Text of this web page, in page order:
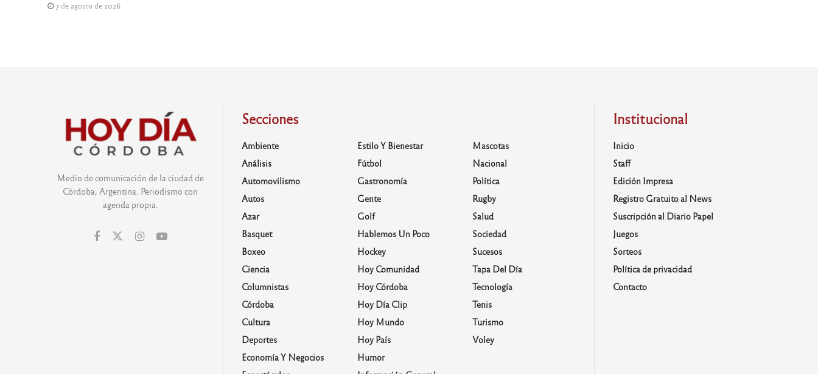
7 de agosto de 2026
Medio de comunicación de la ciudad de
Córdoba, Argentina. Periodismo con
agenda propia.
Secciones
Ambiente
Análisis
Automovilismo
Autos
Azar
Basquet
Boxeo
Ciencia
Columnistas
Córdoba
Cultura
Deportes
Economía Y Negocios
Estilo Y Bienestar
Fútbol
Gastronomía
Gente
Golf
Hablemos Un Poco
Hockey
Hoy Comunidad
Hoy Córdoba
Hoy Día Clip
Hoy Mundo
Hoy País
Humor
Mascotas
Nacional
Política
Rugby
Salud
Sociedad
Sucesos
Tapa Del Día
Tecnología
Tenis
Turismo
Voley
Institucional
Inicio
Staff
Edición Impresa
Registro Gratuito al News
Suscripción al Diario Papel
Juegos
Sorteos
Política de privacidad
Contacto